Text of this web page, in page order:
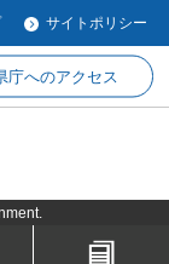
サイトポリシー
庁へのアクセス